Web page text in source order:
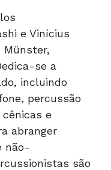
e Vinícius
Münster,
se a
incluindo
percussão
e
abranger
não-
são